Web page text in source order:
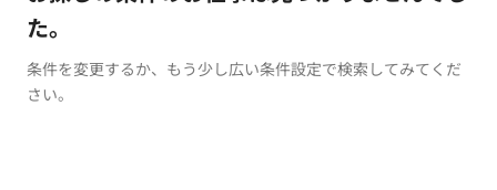
た。
条件を変更するか、もう少し広い条件設定で検索してみてくだ
さい。